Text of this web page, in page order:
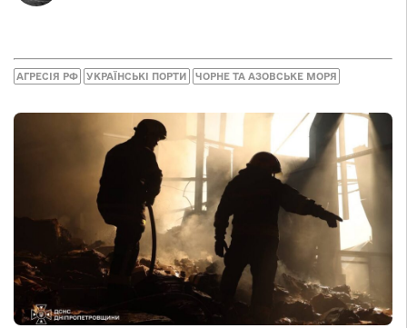
АГРЕСІЯ РФ УКРАЇНСЬКІ ПОРТИ ЧОРНЕ ТА АЗОВСЬКЕ МОРЯ